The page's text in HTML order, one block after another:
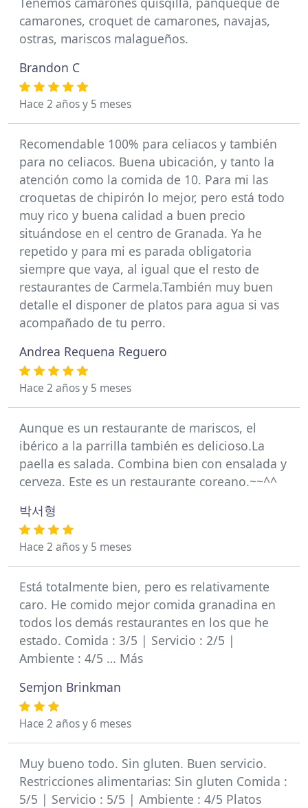
camarones, croquet de camarones, navajas,
ostras, mariscos malagueños.
Brandon C
Hace 2 años y 5 meses
Recomendable 100% para celiacos y también
para no celiacos. Buena ubicación, y tanto la
atención como la comida de 10. Para mi las
croquetas de chipirón lo mejor, pero está todo
muy rico y buena calidad a buen precio
situándose en el centro de Granada. Ya he
repetido y para mi es parada obligatoria
siempre que vaya, al igual que el resto de
restaurantes de Carmela.También muy buen
detalle el disponer de platos para agua si vas
acompañado de tu perro.
Andrea Requena Reguero
Hace 2 años y 5 meses
Aunque es un restaurante de mariscos, el
ibérico a la parrilla también es delicioso.La
paella es salada. Combina bien con ensalada y
cerveza. Este es un restaurante coreano.~~^^
박서형
Hace 2 años y 5 meses
Está totalmente bien, pero es relativamente
caro. He comido mejor comida granadina en
todos los demás restaurantes en los que he
estado. Comida : 3/5 | Servicio : 2/5 |
Ambiente : 4/5 … Más
Semjon Brinkman
Hace 2 años y 6 meses
Muy bueno todo. Sin gluten. Buen servicio.
Restricciones alimentarias: Sin gluten Comida :
5/5 | Servicio : 5/5 | Ambiente : 4/5 Platos